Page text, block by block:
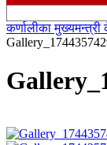
कर्णालीका